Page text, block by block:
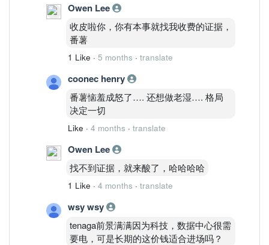
15.00
四、路径推演
Path A（45%）
→ 测试 15.00
Path B（40%）
14.00–14.50 震荡整理
Path C（15%）
跌破 13.80
→ 周线转弱
五、SPD 评分
项目
评分
结构完整度
动能持续性
8.0
资金确认度
Owen Lee
收皮啦你，你有本事就找我收费的证据，
番薯
1 Like · 5 months · translate
coonec henry
番薯恼羞成怒了…. 还想做老湿…. 格局
决定一切
Like · 4 months · translate
Owen Lee
找不到证据，就来酸了，哈哈哈哈
1 Like · 4 months · translate
wsy wsy
tenaga前景满满因为科技，数据中心很需
要电，可是长期的这价钱适合进场吗？